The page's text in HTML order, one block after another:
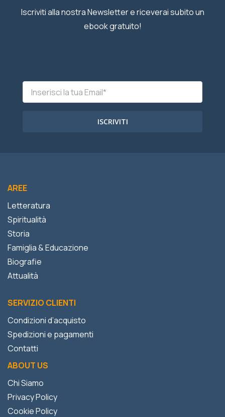
Iscriviti alla nostra Newsletter e riceverai subito un
ebook gratuito!
ISCRIVITI
AREE
Letteratura
Spiritualità
Storia
Famiglia & Educazione
Biografie
Attualità
SERVIZIO CLIENTI
Condizioni d’acquisto
Spedizioni e pagamenti
Contatti
ABOUT US
Chi Siamo
Privacy Policy
Cookie Policy